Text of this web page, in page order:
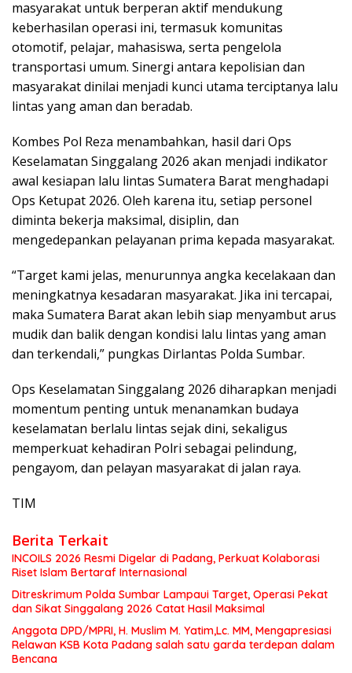
masyarakat untuk berperan aktif mendukung
keberhasilan operasi ini, termasuk komunitas
otomotif, pelajar, mahasiswa, serta pengelola
transportasi umum. Sinergi antara kepolisian dan
masyarakat dinilai menjadi kunci utama terciptanya lalu
lintas yang aman dan beradab.
Kombes Pol Reza menambahkan, hasil dari Ops
Keselamatan Singgalang 2026 akan menjadi indikator
awal kesiapan lalu lintas Sumatera Barat menghadapi
Ops Ketupat 2026. Oleh karena itu, setiap personel
diminta bekerja maksimal, disiplin, dan
mengedepankan pelayanan prima kepada masyarakat.
“Target kami jelas, menurunnya angka kecelakaan dan
meningkatnya kesadaran masyarakat. Jika ini tercapai,
maka Sumatera Barat akan lebih siap menyambut arus
mudik dan balik dengan kondisi lalu lintas yang aman
dan terkendali,” pungkas Dirlantas Polda Sumbar.
Ops Keselamatan Singgalang 2026 diharapkan menjadi
momentum penting untuk menanamkan budaya
keselamatan berlalu lintas sejak dini, sekaligus
memperkuat kehadiran Polri sebagai pelindung,
pengayom, dan pelayan masyarakat di jalan raya.
TIM
Berita Terkait
INCOILS 2026 Resmi Digelar di Padang, Perkuat Kolaborasi
Riset Islam Bertaraf Internasional
Ditreskrimum Polda Sumbar Lampaui Target, Operasi Pekat
dan Sikat Singgalang 2026 Catat Hasil Maksimal
Anggota DPD/MPRI, H. Muslim M. Yatim,Lc. MM, Mengapresiasi
Relawan KSB Kota Padang salah satu garda terdepan dalam
Bencana